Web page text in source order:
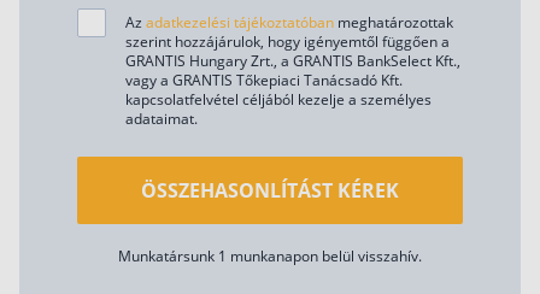
Az adatkezelési tájékoztatóban meghatározottak
szerint hozzájárulok, hogy igényemtől függően a
GRANTIS Hungary Zrt., a GRANTIS BankSelect Kft.,
vagy a GRANTIS Tőkepiaci Tanácsadó Kft.
kapcsolatfelvétel céljából kezelje a személyes
adataimat.
ÖSSZEHASONLÍTÁST KÉREK
Munkatársunk 1 munkanapon belül visszahív.